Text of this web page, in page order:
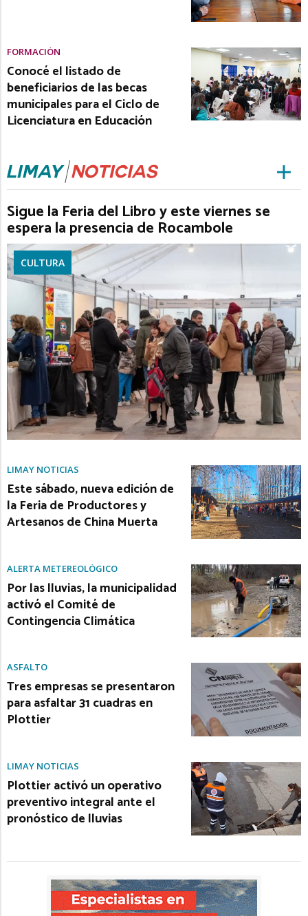
FORMACIÓN
Conocé el listado de
beneficiarios de las becas
municipales para el Ciclo de
Licenciatura en Educación
Sigue la Feria del Libro y este viernes se
espera la presencia de Rocambole
CULTURA
LIMAY NOTICIAS
Este sábado, nueva edición de
la Feria de Productores y
Artesanos de China Muerta
ALERTA METEREOLÓGICO
Por las lluvias, la municipalidad
activó el Comité de
Contingencia Climática
ASFALTO
Tres empresas se presentaron
para asfaltar 31 cuadras en
Plottier
LIMAY NOTICIAS
Plottier activó un operativo
preventivo integral ante el
pronóstico de lluvias